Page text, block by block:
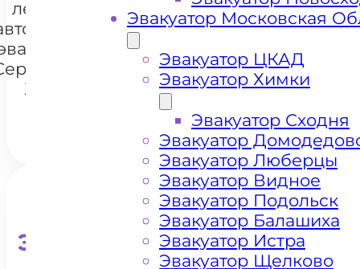
легковых
Химки
+7 985 222 99 01
Эвакуатор для
Эвакуатор Московская
Эвакуатор ЦКАД
Эвакуатор Химки
Эвакуатор Сходня
Эвакуатор
Эвакуатор Люберцы
Эвакуатор Видное
Эвакуатор Подольск
Эвакуатор Балашиха
Эвакуатор Истра
Эвакуатор Щелково